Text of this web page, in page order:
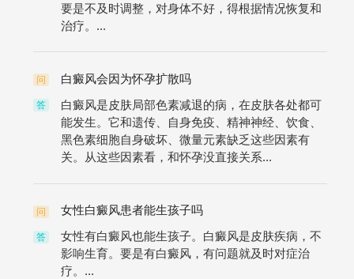
要是不及时调整，对身体不好，得根据情况恢复和
治疗。...
问 白癜风会因为怀孕扩散吗
答
白癜风是皮肤局部色素减退的病，在皮肤各处都可
能发生。它和遗传、自身免疫、精神神经、饮食、
黑色素细胞自身破坏、微量元素缺乏这些因素有
关。从这些因素看，和怀孕没直接关系...
问 女性白癜风患者能生孩子吗
答
女性有白癜风也能生孩子。白癜风是皮肤疾病，不
影响生育。要是有白癜风，有问题就及时对症治
疗。...